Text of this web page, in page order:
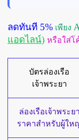
ลดทันที 5% เพียง
แอดไลน์) หรือใส่โ
บัตรล่องเรือ
เจ้าพระยา
ล่องเรือเจ้าพระยา
ราคาสำหรับผู้ให